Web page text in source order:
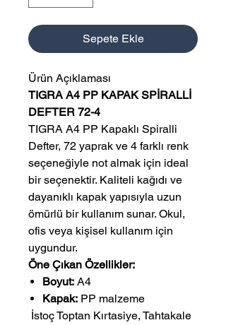
Sepete Ekle
Ürün Açıklaması
TIGRA A4 PP KAPAK SPİRALLİ
DEFTER 72-4
TIGRA A4 PP Kapaklı Spiralli
Defter, 72 yaprak ve 4 farklı renk
seçeneğiyle not almak için ideal
bir seçenektir. Kaliteli kağıdı ve
dayanıklı kapak yapısıyla uzun
ömürlü bir kullanım sunar. Okul,
ofis veya kişisel kullanım için
uygundur.
Öne Çıkan Özellikler:
Boyut: A4
Kapak: PP malzeme